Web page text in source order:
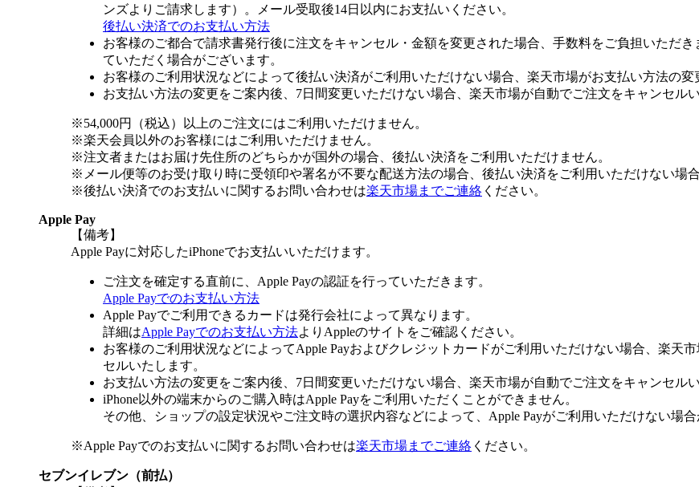
ンズよりご請求します）。メール受取後14日以内にお支払いください。
後払い決済でのお支払い方法
お客様のご都合で請求書発行後に注文をキャンセル・金額を変更された場合、手数料をご負担いただ
ていただく場合がございます。
お客様のご利用状況などによって後払い決済がご利用いただけない場合、楽天市場がお支払い方法の変
お支払い方法の変更をご案内後、7日間変更いただけない場合、楽天市場が自動でご注文をキャンセルい
※54,000円（税込）以上のご注文にはご利用いただけません。
※楽天会員以外のお客様にはご利用いただけません。
※注文者またはお届け先住所のどちらかが国外の場合、後払い決済をご利用いただけません。
※メール便等のお受け取り時に受領印や署名が不要な配送方法の場合、後払い決済をご利用いただけない場合
※後払い決済でのお支払いに関するお問い合わせは楽天市場までご連絡 ください。
Apple Pay
【備考】
Apple Payに対応したiPhoneでお支払いいただけます。
ご注文を確定する直前に、Apple Payの認証を行っていただきます。
Apple Payでのお支払い方法
Apple Payでご利用できるカードは発行会社によって異なります。
詳細はApple Payでのお支払い方法よりAppleのサイトをご確認ください。
お客様のご利用状況などによってApple Payおよびクレジットカードがご利用いただけない場合、楽天
セルいたします。
お支払い方法の変更をご案内後、7日間変更いただけない場合、楽天市場が自動でご注文をキャンセルい
iPhone以外の端末からのご購入時はApple Payをご利用いただくことができません。
その他、ショップの設定状況やご注文時の選択内容などによって、Apple Payがご利用いただけない場合
※Apple Payでのお支払いに関するお問い合わせは楽天市場までご連絡 ください。
セブンイレブン（前払）